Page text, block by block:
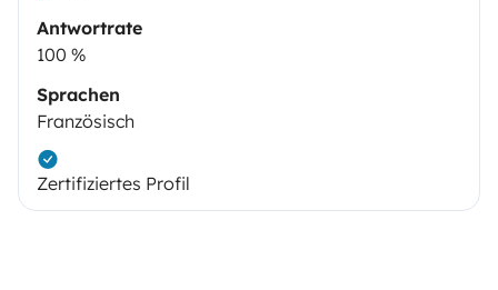
Antwortrate
100 %
Sprachen
Französisch
Zertifiziertes Profil